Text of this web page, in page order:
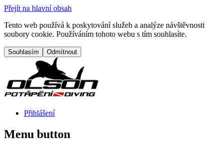
Přejít na hlavní obsah
Tento web používá k poskytování služeb a analýze návštěvnosti
soubory cookie. Používáním tohoto webu s tím souhlasíte.
Přihlášení
Menu button